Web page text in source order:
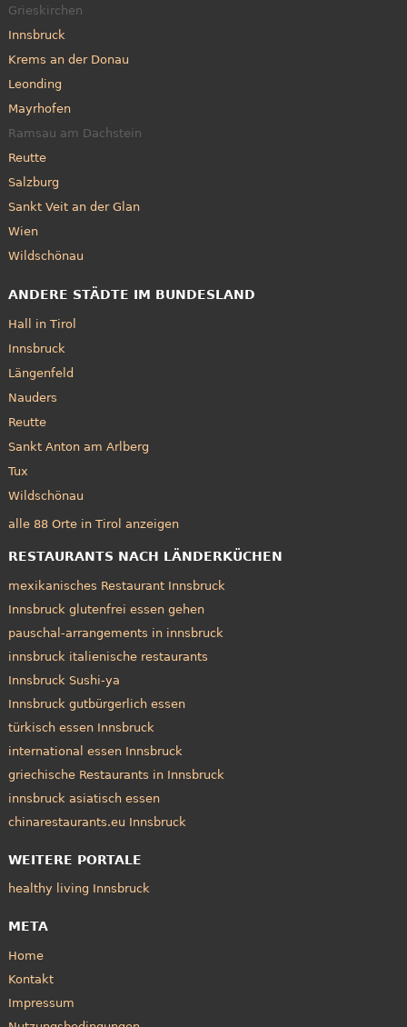
Grieskirchen
Innsbruck
Krems an der Donau
Leonding
Mayrhofen
Ramsau am Dachstein
Reutte
Salzburg
Sankt Veit an der Glan
Wien
Wildschönau
ANDERE STÄDTE IM BUNDESLAND
Hall in Tirol
Innsbruck
Längenfeld
Nauders
Reutte
Sankt Anton am Arlberg
Tux
Wildschönau
alle 88 Orte in Tirol anzeigen
RESTAURANTS NACH LÄNDERKÜCHEN
mexikanisches Restaurant Innsbruck
Innsbruck glutenfrei essen gehen
pauschal-arrangements in innsbruck
innsbruck italienische restaurants
Innsbruck Sushi-ya
Innsbruck gutbürgerlich essen
türkisch essen Innsbruck
international essen Innsbruck
griechische Restaurants in Innsbruck
innsbruck asiatisch essen
chinarestaurants.eu Innsbruck
WEITERE PORTALE
healthy living Innsbruck
META
Home
Kontakt
Impressum